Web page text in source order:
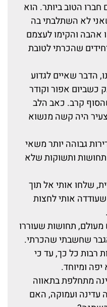
חברו הטוב ביותר. הוא
לא השתלבתי בה
אהבה והקימו לעצמם
שהכרתי לטובת
הדבר שאיים לגדוע
כשביום אפור וקודר
קרב. כאב הלב
היה קשה מנשוא
גבוהה יותר משאי
ותשוקות שלא
שלחו אותי אל תוך
אותי לחצות
תחושות שעוררו
שחשבתי שהכרתי.
רבות כל כך, עד כי
ומיוחד.
מתחלפת בתאווה
עדינה ועמוקה, האם